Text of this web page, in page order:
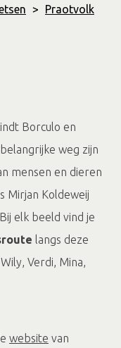
> Praotvolk
Borculo en
weg zijn
mensen en dieren
Mirjan Koldeweij
elk beeld vind je
langs deze
Verdi, Mina,
website van